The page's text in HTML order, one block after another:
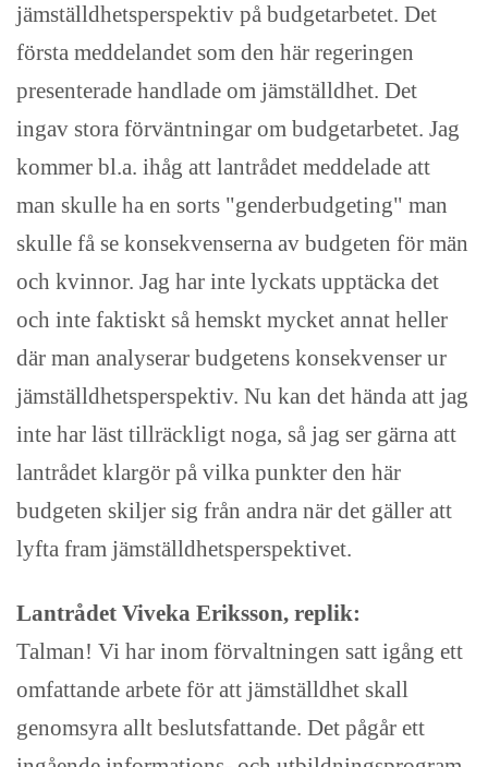
jämställdhetsperspektiv på budgetarbetet. Det
första meddelandet som den här regeringen
presenterade handlade om jämställdhet. Det
ingav stora förväntningar om budgetarbetet. Jag
kommer bl.a. ihåg att lantrådet meddelade att
man skulle ha en sorts "genderbudgeting" man
skulle få se konsekvenserna av budgeten för män
och kvinnor. Jag har inte lyckats upptäcka det
och inte faktiskt så hemskt mycket annat heller
där man analyserar budgetens konsekvenser ur
jämställdhetsperspektiv. Nu kan det hända att jag
inte har läst tillräckligt noga, så jag ser gärna att
lantrådet klargör på vilka punkter den här
budgeten skiljer sig från andra när det gäller att
lyfta fram jämställdhetsperspektivet.
Lantrådet Viveka Eriksson, replik:
Talman! Vi har inom förvaltningen satt igång ett
omfattande arbete för att jämställdhet skall
genomsyra allt beslutsfattande. Det pågår ett